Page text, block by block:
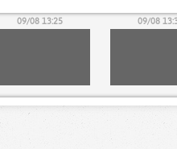
09/08 13:25 09/08